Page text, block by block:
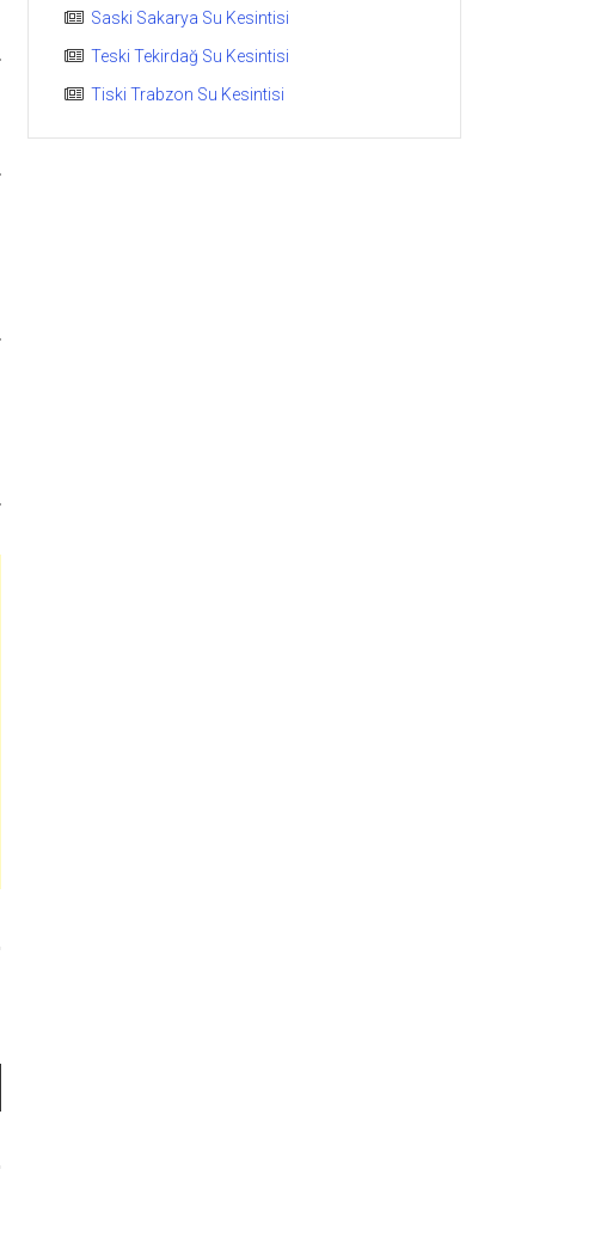
Saski Sakarya Su Kesintisi
Teski Tekirdağ Su Kesintisi
Tiski Trabzon Su Kesintisi